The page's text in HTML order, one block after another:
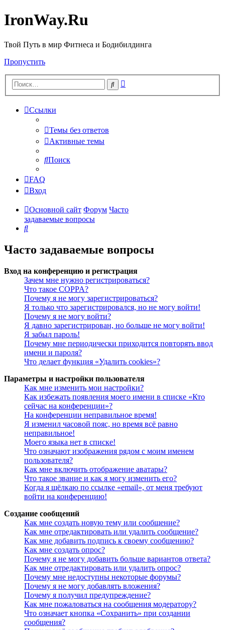
IronWay.Ru
Твой Путь в мир Фитнеса и Бодибилдинга
Пропустить
Поиск
Ссылки
Темы без ответов
Активные темы
Поиск
FAQ
Вход
Основной сайт Форум Часто
задаваемые вопросы
Поиск
Часто задаваемые вопросы
Вход на конференцию и регистрация
Зачем мне нужно регистрироваться?
Что такое COPPA?
Почему я не могу зарегистрироваться?
Я только что зарегистрировался, но не могу войти!
Почему я не могу войти?
Я давно зарегистрирован, но больше не могу войти!
Я забыл пароль!
Почему мне периодически приходится повторять ввод
имени и пароля?
Что делает функция «Удалить cookies»?
Параметры и настройки пользователя
Как мне изменить мои настройки?
Как избежать появления моего имени в списке «Кто
сейчас на конференции»?
На конференции неправильное время!
Я изменил часовой пояс, но время всё равно
неправильное!
Моего языка нет в списке!
Что означают изображения рядом с моим именем
пользователя?
Как мне включить отображение аватары?
Что такое звание и как я могу изменить его?
Когда я щёлкаю по ссылке «email», от меня требуют
войти на конференцию!
Создание сообщений
Как мне создать новую тему или сообщение?
Как мне отредактировать или удалить сообщение?
Как мне добавить подпись к своему сообщению?
Как мне создать опрос?
Почему я не могу добавить больше вариантов ответа?
Как мне отредактировать или удалить опрос?
Почему мне недоступны некоторые форумы?
Почему я не могу добавлять вложения?
Почему я получил предупреждение?
Как мне пожаловаться на сообщения модератору?
Что означает кнопка «Сохранить» при создании
сообщения?